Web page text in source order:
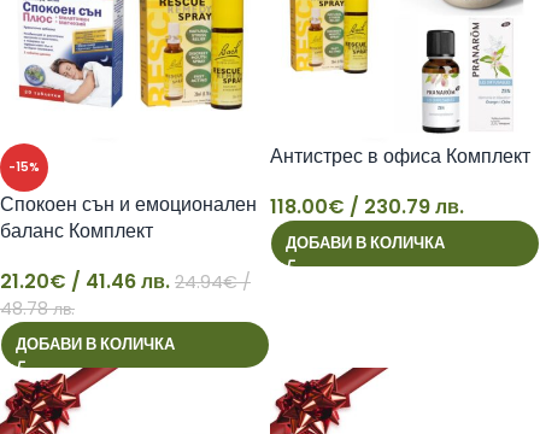
-15%
21
Спокоен сън и емоционален
баланс Комплект
21.20€ / 41.46 лв. 24.94€/
48.78 лв.
ДОБАВИ В КОЛИЧКА
118
Антистрес в офиса Комплект
118.00€ / 230.79 лв.
ДОБАВИ В КОЛИЧКА